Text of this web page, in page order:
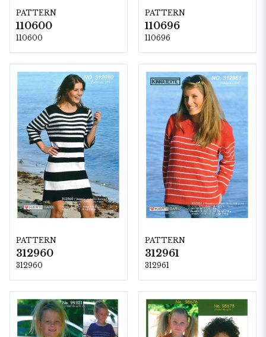
PATTERN
110600
110600
PATTERN
110696
110696
PATTERN
312960
312960
PATTERN
312961
312961